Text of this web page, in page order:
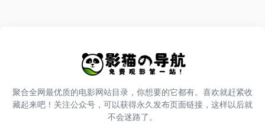
聚合全网最优质的电影网站目录，你想要的它都有。喜欢就赶紧收
藏起来吧！关注公众号，可以获得永久发布页面链接，这样以后就
不会迷路了。